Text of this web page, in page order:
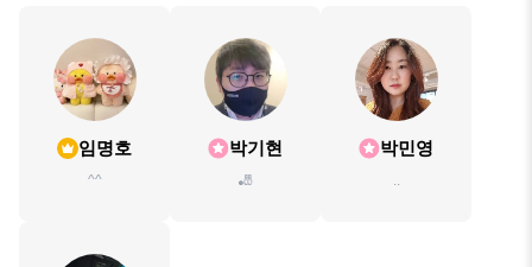
임명호
^^
박기현
🎳
박민영
..